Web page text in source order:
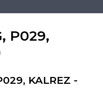
P029,
KALREZ -